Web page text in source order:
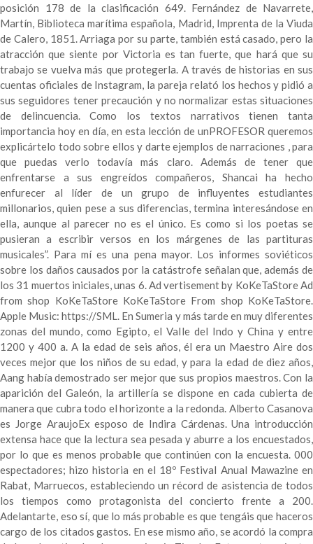
posición 178 de la clasificación 649. Fernández de Navarrete,
Martín, Biblioteca marítima española, Madrid, Imprenta de la Viuda
de Calero, 1851. Arriaga por su parte, también está casado, pero la
atracción que siente por Victoria es tan fuerte, que hará que su
trabajo se vuelva más que protegerla. A través de historias en sus
cuentas oficiales de Instagram, la pareja relató los hechos y pidió a
sus seguidores tener precaución y no normalizar estas situaciones
de delincuencia. Como los textos narrativos tienen tanta
importancia hoy en día, en esta lección de unPROFESOR queremos
explicártelo todo sobre ellos y darte ejemplos de narraciones , para
que puedas verlo todavía más claro. Además de tener que
enfrentarse a sus engreídos compañeros, Shancai ha hecho
enfurecer al líder de un grupo de influyentes estudiantes
millonarios, quien pese a sus diferencias, termina interesándose en
ella, aunque al parecer no es el único. Es como si los poetas se
pusieran a escribir versos en los márgenes de las partituras
musicales”. Para mí es una pena mayor. Los informes soviéticos
sobre los daños causados por la catástrofe señalan que, además de
los 31 muertos iniciales, unas 6. Ad vertisement by KoKeTaStore Ad
from shop KoKeTaStore KoKeTaStore From shop KoKeTaStore.
Apple Music: https://SML. En Sumeria y más tarde en muy diferentes
zonas del mundo, como Egipto, el Valle del Indo y China y entre
1200 y 400 a. A la edad de seis años, él era un Maestro Aire dos
veces mejor que los niños de su edad, y para la edad de diez años,
Aang había demostrado ser mejor que sus propios maestros. Con la
aparición del Galeón, la artillería se dispone en cada cubierta de
manera que cubra todo el horizonte a la redonda. Alberto Casanova
es Jorge AraujoEx esposo de Indira Cárdenas. Una introducción
extensa hace que la lectura sea pesada y aburre a los encuestados,
por lo que es menos probable que continúen con la encuesta. 000
espectadores; hizo historia en el 18º Festival Anual Mawazine en
Rabat, Marruecos, estableciendo un récord de asistencia de todos
los tiempos como protagonista del concierto frente a 200.
Adelantarte, eso sí, que lo más probable es que tengáis que haceros
cargo de los citados gastos. En ese mismo año, se acordó la compra